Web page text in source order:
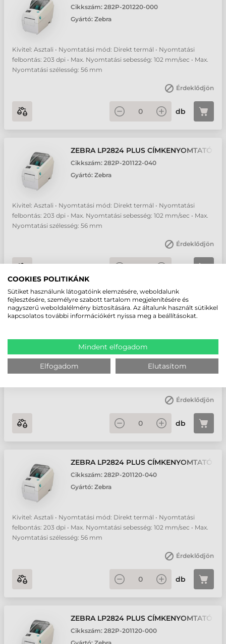
Cikkszám: 282P-201220-000
Gyártó: Zebra
Kivitel: Asztali • Nyomtatási mód: Direkt termál • Nyomtatási
felbontás: 203 dpi • Max. Nyomtatási sebesség: 102 mm/sec • Max.
Nyomtatási szélesség: 56 mm
Érdeklődjön
db
ZEBRA LP2824 PLUS CÍMKENYOMTATÓ
Cikkszám: 282P-201122-040
Gyártó: Zebra
Kivitel: Asztali • Nyomtatási mód: Direkt termál • Nyomtatási
felbontás: 203 dpi • Max. Nyomtatási sebesség: 102 mm/sec • Max.
Nyomtatási szélesség: 56 mm
Érdeklődjön
ZEBRA LP2824 PLUS CÍMKENYOMTATÓ
Cikkszám:282P-201121-040
Kivitel: Asztali • Nyomtatási mód: Direkt termál • Nyomtatási
felbontás: 203 dpi • Max. Nyomtatási sebesség: 102 mm/sec • Max.
Érdeklődjön
db
ZEBRA LP2824 PLUS CÍMKENYOMTATÓ
Cikkszám: 282P-201120-040
Gyártó: Zebra
Kivitel: Asztali • Nyomtatási mód: Direkt termál • Nyomtatási
felbontás: 203 dpi • Max. Nyomtatási sebesség: 102 mm/sec • Max.
Nyomtatási szélesség: 56 mm
Érdeklődjön
db
ZEBRA LP2824 PLUS CÍMKENYOMTATÓ
Cikkszám: 282P-201120-000
COOKIES POLITIKÁNK
Sütiket használunk látogatóink elemzésére, weboldalunk
fejlesztésére, személyre szabott tartalom megjelenítésére és
nagyszerű weboldalélmény biztosítására. Az általunk használt sütikkel
kapcsolatos további információkért nyissa meg a beállításokat.
Mindent elfogadom
Elfogadom Elutasítom